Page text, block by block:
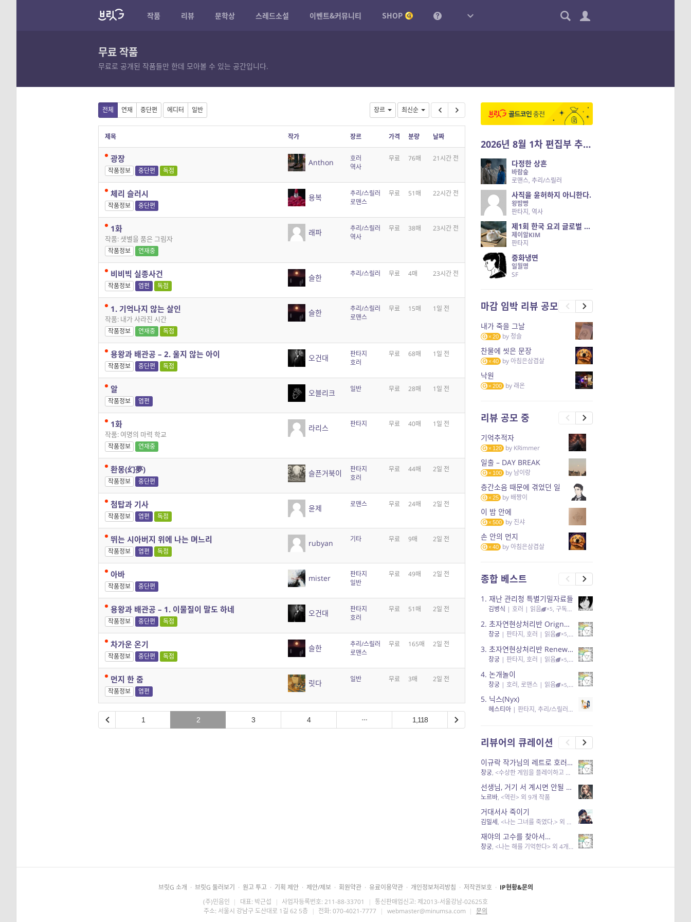
작품 리뷰 문학상 스레드소설 이벤트&커뮤니티 SHOP
무료 작품
무료로 공개된 작품들만 한데 모아볼 수 있는 공간입니다.
장르 최신순
전체 연재 중단편 에디터 일반
제목 작가 장르 가격 분량 날짜
광장
작품정보 중단편 독점
Anthon
호러
역사
무료 76매 21시간 전
체리 슬러시
작품정보 중단편
용복
추리/스릴러
로맨스
무료 51매 22시간 전
1화
작품: 샛별을 품은 그림자
작품정보 연재중
래파
추리/스릴러
역사
무료 38매 23시간 전
비비빅 실종사건
작품정보 엽편 독점
슬한 추리/스릴러 무료 4매 23시간 전
1. 기억나지 않는 살인
작품: 내가 사라진 시간
작품정보 연재중 독점
슬한
추리/스릴러
로맨스
무료 15매 1일 전
용왕과 배관공 – 2. 울지 않는 아이
작품정보 중단편 독점
오건대
판타지
호러
무료 68매 1일 전
알
작품정보 엽편
오블리크 일반 무료 28매 1일 전
1화
작품: 여명의 마력 학교
작품정보 연재중
라리스 판타지 무료 40매 1일 전
환몽(幻夢)
작품정보 중단편
슬픈거북이
판타지
호러
무료 44매 2일 전
첨탑과 기사
작품정보 엽편 독점
윤제 로맨스 무료 24매 2일 전
뛰는 시아버지 위에 나는 며느리
작품정보 엽편 독점
rubyan 기타 무료 9매 2일 전
아바
작품정보 중단편
mister
판타지
일반
무료 49매 2일 전
용왕과 배관공 – 1. 이물질이 말도 하네
작품정보 중단편 독점
오건대
판타지
호러
무료 51매 2일 전
차가운 온기
작품정보 중단편 독점
슬한
추리/스릴러
로맨스
무료 165매 2일 전
먼지 한 줌
작품정보 엽편
릿다 일반 무료 3매 2일 전
1 2 3 4 1,118
2026년 8월 1차 편집부 추천작
다정한 상흔
바람숲
로맨스, 추리/스릴러
사직을 윤허하지 아니한다.
왕밤빵
판타지, 역사
제1회 한국 요괴 글로벌 진출 공개 오디션 시즌 2 — 나는 요괴다
제이알KIM
판타지
중화냉면
일월명
SF
마감 임박 리뷰 공모
내가 죽을 그날
20 by 청슬
찬물에 씻은 문장
40 by 아침은삼겹살
낙원
200 by 래온
리뷰 공모 중
기억추적자
120 by KRimmer
일출 – DAY BREAK
100 by 남이랑
층간소음 때문에 겪었던 일
25 by 배짱이
이 밤 안에
500 by 진샤
손 안의 먼지
40 by 아침은삼겹살
종합 베스트
1. 재난 관리청 특별기밀자료들
김병식 | 호러 | 읽음 ×5, 구독 , 응원95, 리뷰3
2. 초자연현상처리반 Orignal + True Ending
창궁 | 판타지, 호러 | 읽음 ×5, 구독 , 응원6
3. 초자연현상처리반 Renewal
창궁 | 판타지, 호러 | 읽음 ×5, 구독 , 응원82, 리뷰4
4. 논개놀이
창궁 | 호러, 로맨스 | 읽음 ×5, 공감11, 응원25
5. 닉스(Nyx)
헤스티아 | 판타지, 추리/스릴러| 읽음
리뷰어의 큐레이션
이규락 작가님의 레트로 호러 리뷰
창궁, <수상한 게임을 플레이하고 있어> 외 3개 작품
선생님, 거기 서 계시면 안될 것 같은데요-역할 클리셰를 비튼 작품들
노르바, <역린> 외 9개 작품
거대서사 죽이기
김밀세, <나는 그녀를 죽였다.> 외 1개 작품
재야의 고수를 찾아서…
창궁, <나는 해를 기억한다> 외 4개 작품
브릿G 소개 · 브릿G 둘러보기 · 원고 투고 · 기획 제안 · 제안/제보 · 회원약관 · 유료이용약관 · 개인정보처리방침 · 저작권보호 · IP현황&문의
(주)민음인 | 대표: 박근섭 | 사업자등록번호: 211-88-33701 | 통신판매업신고: 제2013-서울강남-02625호
주소: 서울시 강남구 도산대로 1길 62 5층 | 전화: 070-4021-7777 | webmaster@minumsa.com | 문의